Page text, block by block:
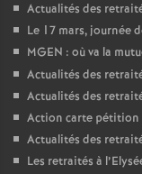
Actualités des
Le 17 mars, journée
MGEN : où va la
Actualités des
Actualités des
Action carte
Actualités des
Les retraités à